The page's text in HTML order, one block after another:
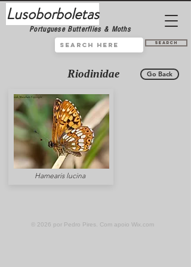
Lusoborboletas
Portuguese Butterflies & Moths
Search
Riodinidae Go Back
Hamearis lucina
© 2026 por Pedro Pires. Com apoio Wix.com